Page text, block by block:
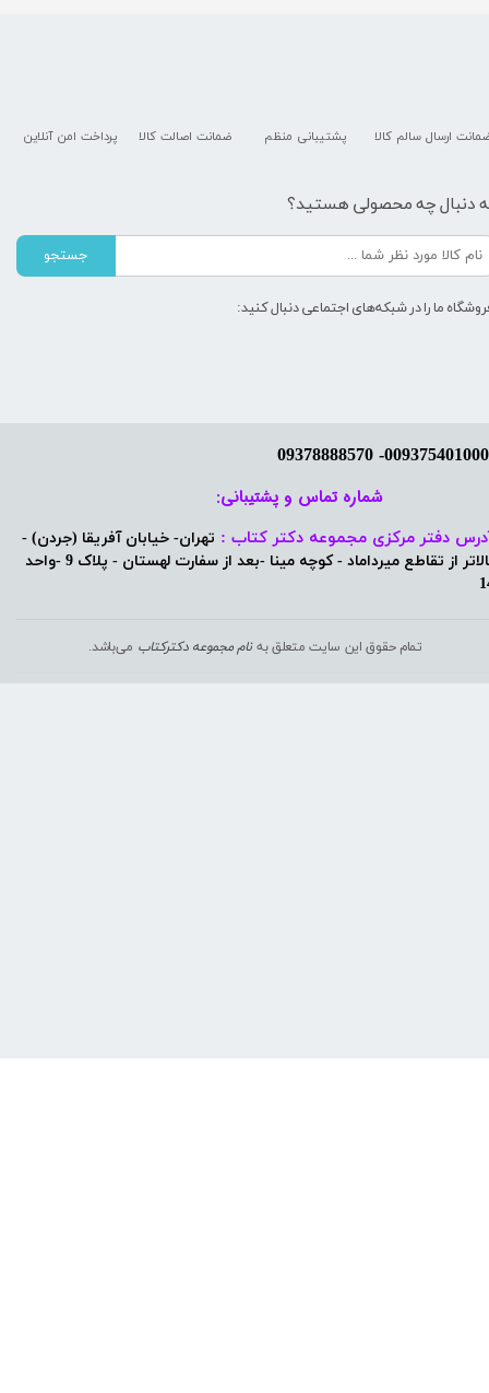
دفتر مرکزی مجموعه دکتر کتاب : تهران- خیابان آفریقا (جردن) -
بالاتر از تقاطع میرداماد - کوچه مینا -بعد از سفارت لهستان - پلاک 9 -واحد
تمام حقوق این سایت متعلق بهنام مجموعه دکترکتاب می‌باشد.
شماره تماس و پشتیبانی: ​​​​​​​
پشتیبانی منظم پرداخت امن آنلاین ارسال سالم کالا ضمانت اصالت کالا
دنبال چه محصولی هستید؟
جستجو
ما را در شبکه‌های اجتماعی دنبال کنید: